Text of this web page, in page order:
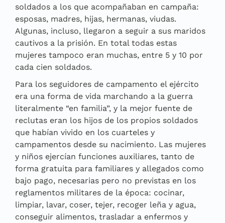
soldados a los que acompañaban en campaña:
esposas, madres, hijas, hermanas, viudas.
Algunas, incluso, llegaron a seguir a sus maridos
cautivos a la prisión. En total todas estas
mujeres tampoco eran muchas, entre 5 y 10 por
cada cien soldados.
Para los seguidores de campamento el ejército
era una forma de vida marchando a la guerra
literalmente “en familia”, y la mejor fuente de
reclutas eran los hijos de los propios soldados
que habían vivido en los cuarteles y
campamentos desde su nacimiento. Las mujeres
y niños ejercían funciones auxiliares, tanto de
forma gratuita para familiares y allegados como
bajo pago, necesarias pero no previstas en los
reglamentos militares de la época: cocinar,
limpiar, lavar, coser, tejer, recoger leña y agua,
conseguir alimentos, trasladar a enfermos y